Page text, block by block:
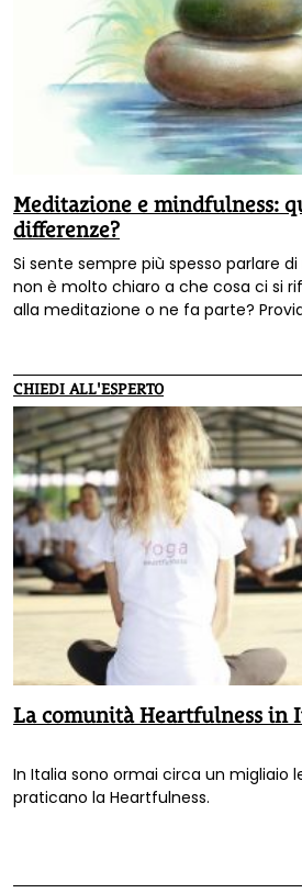
Meditazione e mindfulness:
differenze?
Si sente sempre più spesso parlare
non è molto chiaro a che cosa ci si
alla meditazione o ne fa parte?
CHIEDI ALL'ESPERTO
La comunità Heartfulness in
In Italia sono ormai circa un migliaio
praticano la Heartfulness.